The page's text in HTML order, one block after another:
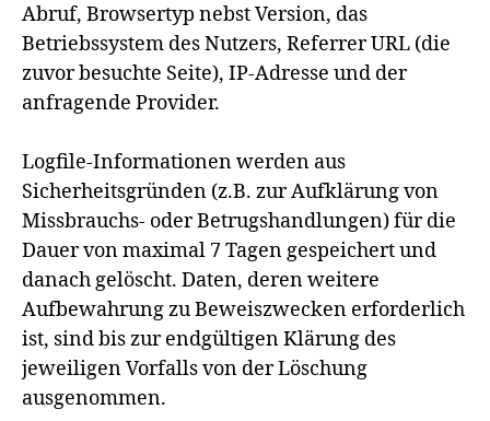
Abruf, Browsertyp nebst Version, das
Betriebssystem des Nutzers, Referrer URL (die
zuvor besuchte Seite), IP-Adresse und der
anfragende Provider.
Logfile-Informationen werden aus
Sicherheitsgründen (z.B. zur Aufklärung von
Missbrauchs- oder Betrugshandlungen) für die
Dauer von maximal 7 Tagen gespeichert und
danach gelöscht. Daten, deren weitere
Aufbewahrung zu Beweiszwecken erforderlich
ist, sind bis zur endgültigen Klärung des
jeweiligen Vorfalls von der Löschung
ausgenommen.